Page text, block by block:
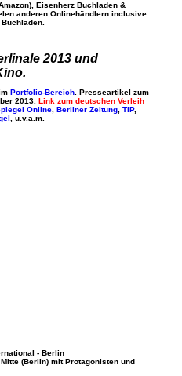
Eisenherz Buchladen &
anderen Onlinehändlern inclusive
2013 und
Portfolio-Bereich . Presseartikel zum
2013. Link zum deutschen Verleih
Online Berliner Zeitung TIP,
, u.v.a.m.
- Berlin
(Berlin) mit Protagonisten und